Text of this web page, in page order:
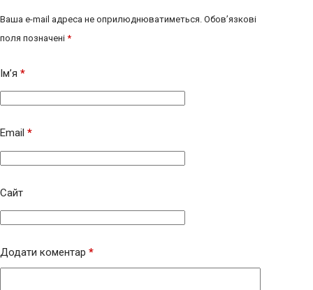
Ваша e-mail адреса не оприлюднюватиметься. Обов’язкові
поля позначені *
Ім’я *
Email *
Сайт
Додати коментар *